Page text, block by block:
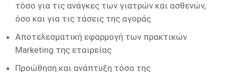
τόσο για τις ανάγκες των γιατρών και ασθενών,
όσο και για τις τάσεις της αγοράς
Αποτελεσματική εφαρμογή των πρακτικών
Marketing της εταιρείας
Προώθηση και ανάπτυξη τόσο της